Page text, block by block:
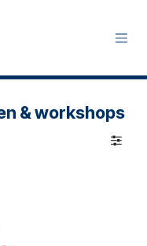
& workshops